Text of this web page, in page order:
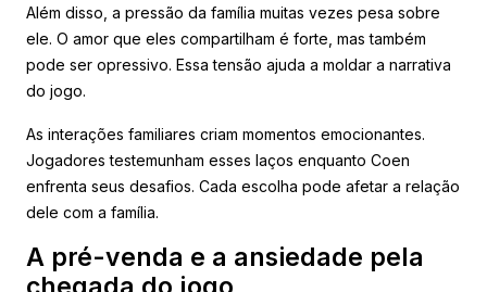
Além disso, a pressão da família muitas vezes pesa sobre
ele. O amor que eles compartilham é forte, mas também
pode ser opressivo. Essa tensão ajuda a moldar a narrativa
do jogo.
As interações familiares criam momentos emocionantes.
Jogadores testemunham esses laços enquanto Coen
enfrenta seus desafios. Cada escolha pode afetar a relação
dele com a família.
A pré-venda e a ansiedade pela